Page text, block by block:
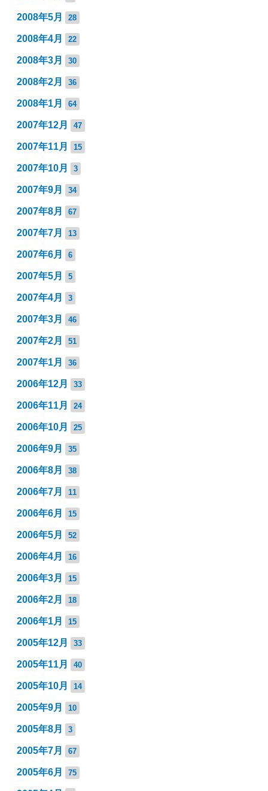
2008年5月 28
2008年4月 22
2008年3月 30
2008年2月 36
2008年1月 64
2007年12月 47
2007年11月 15
2007年10月 3
2007年9月 34
2007年8月 67
2007年7月 13
2007年6月 6
2007年5月 5
2007年4月 3
2007年3月 46
2007年2月 51
2007年1月 36
2006年12月 33
2006年11月 24
2006年10月 25
2006年9月 35
2006年8月 38
2006年7月 11
2006年6月 15
2006年5月 52
2006年4月 16
2006年3月 15
2006年2月 18
2006年1月 15
2005年12月 33
2005年11月 40
2005年10月 14
2005年9月 10
2005年8月 3
2005年7月 67
2005年6月 75